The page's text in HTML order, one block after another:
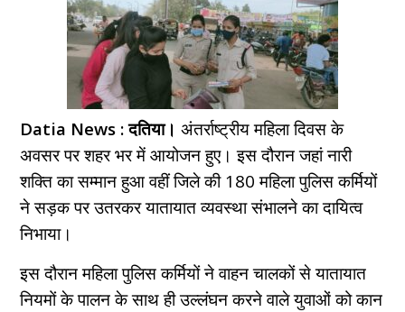
Datia News : दतिया। अंतर्राष्ट्रीय महिला दिवस के
अवसर पर शहर भर में आयोजन हुए। इस दौरान जहां नारी
शक्ति का सम्मान हुआ वहीं जिले की 180 महिला पुलिस कर्मियों
ने सड़क पर उतरकर यातायात व्यवस्था संभालने का दायित्व
निभाया।
इस दौरान महिला पुलिस कर्मियों ने वाहन चालकों से यातायात
नियमों के पालन के साथ ही उल्लंघन करने वाले युवाओं को कान